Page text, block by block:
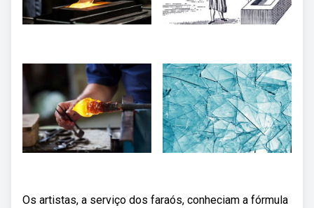
Os artistas, a serviço dos faraós, conheciam a fórmula